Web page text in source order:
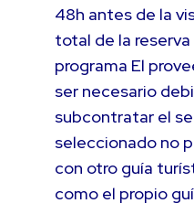
48h antes de la
total de la
programa El
ser necesario
subcontratar el
seleccionado no
con otro guía
como el propio